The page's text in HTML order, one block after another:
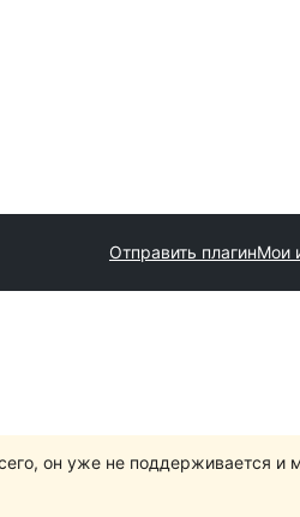
Отправить плагинМои
он уже не поддерживается и